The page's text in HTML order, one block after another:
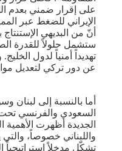
على إقرار ضمني بعدم
الإيراني للضغط عبر
أنّ من البديهي الإستنتاج
ستشمل حلولاً للقدرة
تهديداً أمنياً لدول
عن دور تركي لتعديل
أما بالنسبة إلى لبنان
السعودي والفرنسي تحت
الجديدة أظهرت
واللبناني خصوصاً، والتي
تشكّل مدخلاً